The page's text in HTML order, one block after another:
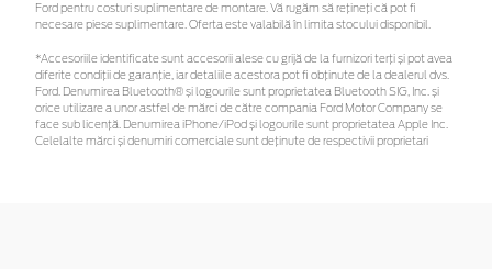
Ford pentru costuri suplimentare de montare. Vă rugăm să rețineți că pot fi
necesare piese suplimentare. Oferta este valabilă în limita stocului disponibil.
*Accesoriile identificate sunt accesorii alese cu grijă de la furnizori terți și pot avea
diferite condiții de garanție, iar detaliile acestora pot fi obținute de la dealerul dvs.
Ford. Denumirea Bluetooth® și logourile sunt proprietatea Bluetooth SIG, Inc. și
orice utilizare a unor astfel de mărci de către compania Ford Motor Company se
face sub licență. Denumirea iPhone/iPod și logourile sunt proprietatea Apple Inc.
Celelalte mărci și denumiri comerciale sunt deținute de respectivii proprietari